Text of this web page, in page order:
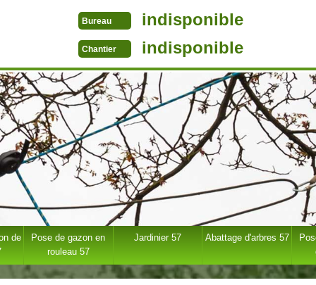
Bureau indisponible
Chantier indisponible
de
Pose de gazon en
rouleau 57
Jardinier 57 Abattage d'arbres 57